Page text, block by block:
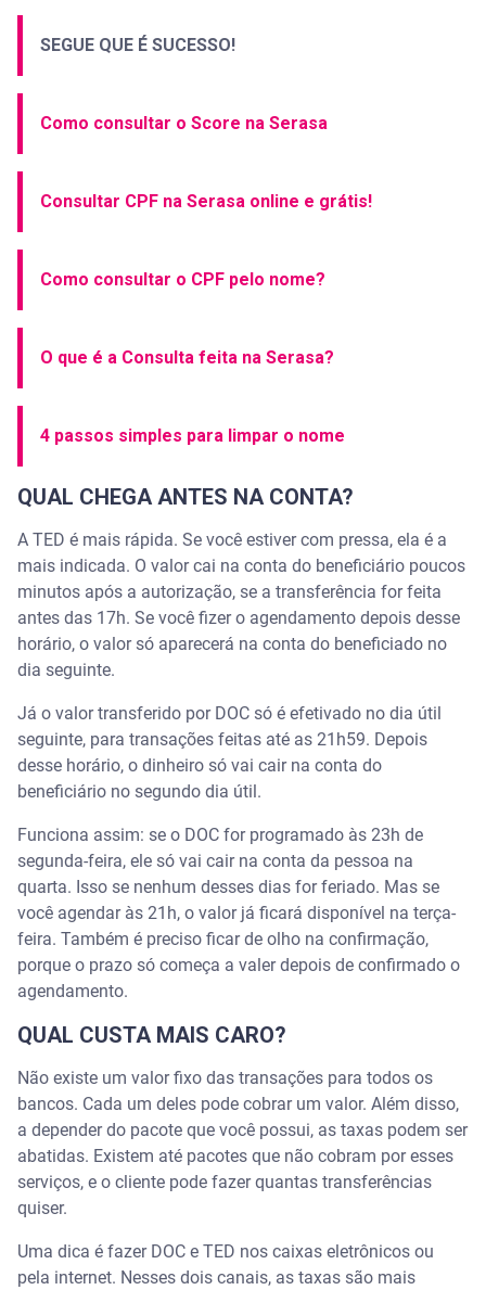
SEGUE QUE É SUCESSO!
Como consultar o Score na Serasa
Consultar CPF na Serasa online e grátis!
Como consultar o CPF pelo nome?
O que é a Consulta feita na Serasa?
4 passos simples para limpar o nome
QUAL CHEGA ANTES NA CONTA?
A TED é mais rápida. Se você estiver com pressa, ela é a
mais indicada. O valor cai na conta do beneficiário poucos
minutos após a autorização, se a transferência for feita
antes das 17h. Se você fizer o agendamento depois desse
horário, o valor só aparecerá na conta do beneficiado no
dia seguinte.
Já o valor transferido por DOC só é efetivado no dia útil
seguinte, para transações feitas até as 21h59. Depois
desse horário, o dinheiro só vai cair na conta do
beneficiário no segundo dia útil.
Funciona assim: se o DOC for programado às 23h de
segunda-feira, ele só vai cair na conta da pessoa na
quarta. Isso se nenhum desses dias for feriado. Mas se
você agendar às 21h, o valor já ficará disponível na terça-
feira. Também é preciso ficar de olho na confirmação,
porque o prazo só começa a valer depois de confirmado o
agendamento.
QUAL CUSTA MAIS CARO?
Não existe um valor fixo das transações para todos os
bancos. Cada um deles pode cobrar um valor. Além disso,
a depender do pacote que você possui, as taxas podem ser
abatidas. Existem até pacotes que não cobram por esses
serviços, e o cliente pode fazer quantas transferências
quiser.
Uma dica é fazer DOC e TED nos caixas eletrônicos ou
pela internet. Nesses dois canais, as taxas são mais